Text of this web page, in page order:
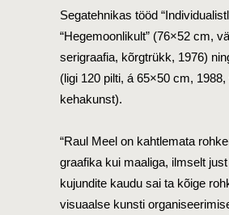
Segatehnikas tööd
“Hegemoonlikult” (76×52 cm,
serigraafia, kõrgtrükk, 1976)
(ligi 120 pilti, á 65×50 cm, 1988,
kehakunst).
“Raul Meel on kahtlemata
graafika kui maaliga, ilmselt
kujundite kaudu sai ta kõige
visuaalse kunsti